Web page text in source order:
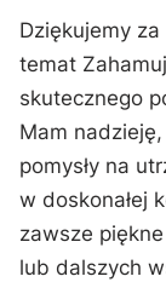
Dziękujemy za
temat
skutecznego
Mam
pomysły na
w doskonałej
zawsze
‍lub dalszych